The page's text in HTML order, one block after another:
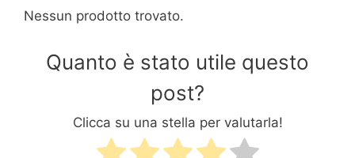
Nessun prodotto trovato.
Quanto è stato utile questo
post?
Clicca su una stella per valutarla!